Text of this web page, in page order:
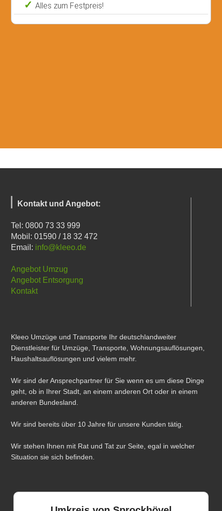
Alles zum Festpreis!
Kontakt und Angebot:
Tel: 0800 73 33 999
Mobil: 01590 / 18 32 472
Email: info@kleeo.de
Angebot Umzug
Angebot Entsorgung
Kontakt
Kleeo Umzüge und Transporte Ihr deutschlandweiter
Dienstleister für Umzüge, Transporte, Wohnungsauflösungen,
Haushaltsauflösungen und vielem mehr.
Wir sind der Ansprechpartner für Sie wenn es um diese Dinge
geht, ob in Ihrer Stadt, an einem anderen Ort oder in einem
anderen Bundesland.
Wir sind bereits über 10 Jahre für unsere Kunden tätig.
Wir stehen Ihnen mit Rat und Tat zur Seite, egal in welcher
Situation sie sich befinden.